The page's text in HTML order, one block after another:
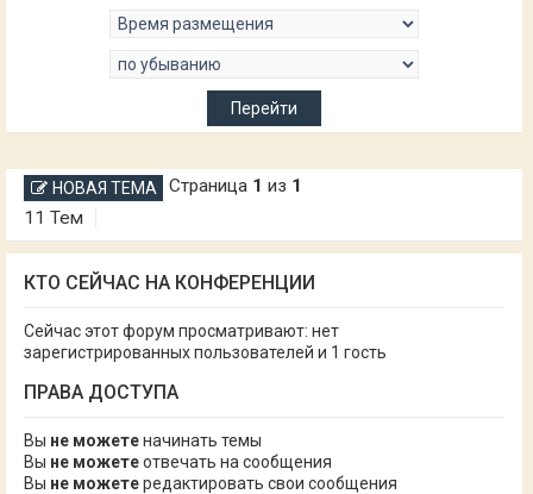
НОВАЯ ТЕМА
11 Тем
Страница 1 из 1
КТО СЕЙЧАС НА КОНФЕРЕНЦИИ
Сейчас этот форум просматривают: нет
зарегистрированных пользователей и 1 гость
ПРАВА ДОСТУПА
Вы не можетеначинать темы
Вы не можетеотвечать на сообщения
Вы не можетередактировать свои сообщения